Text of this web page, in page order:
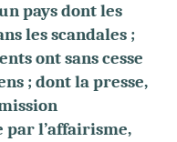
pays dont les
les scandales ;
ont sans cesse
; dont la presse,
par l’affairisme,